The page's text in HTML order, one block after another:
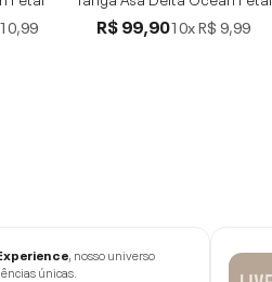
R$ 99,9010xR$ 9,99
, nosso universo
únicas.